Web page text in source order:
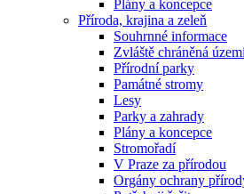
Plány a koncepce
Příroda, krajina a zeleň
Souhrnné informace
Zvláště chráněná
Přírodní parky
Památné stromy
Lesy
Parky a zahrady
Plány a koncepce
Stromořadí
V Praze za přírodou
Orgány ochrany